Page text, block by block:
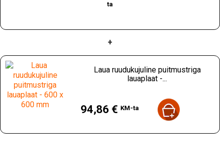
ta
+
Laua ruudukujuline puitmustriga
lauaplaat -...
94,86 € KM-ta